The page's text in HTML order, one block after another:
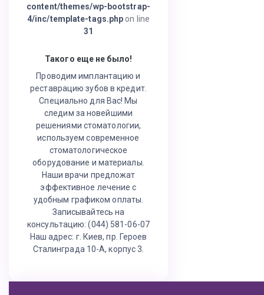
content/themes/wp-bootstrap-
4/inc/template-tags.php on line
31
Такого еще не было!
Проводим имплантацию и
реставрацию зубов в кредит.
Специально для Вас! Мы
следим за новейшими
решениями стоматологии,
используем современное
стоматологическое
оборудование и материалы.
Наши врачи предложат
эффективное лечение с
удобным графиком оплаты.
Записывайтесь на
консультацию: (044) 581-06-07
Наш адрес: г. Киев, пр. Героев
Сталинграда 10-А, корпус 3.